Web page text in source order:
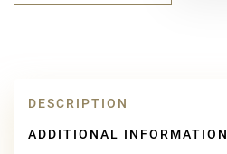
DESCRIPTION
ADDITIONAL INFORMATION